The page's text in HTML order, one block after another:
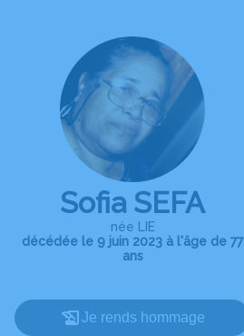
Sofia SEFA
née LIE
décédée le 9 juin 2023 à l'âge de 77
ans
Je rends hommage